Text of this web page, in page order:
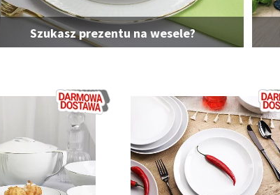
Szukasz prezentu na wesele?